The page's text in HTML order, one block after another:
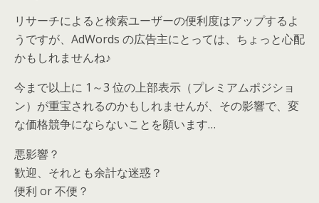
リサーチによると検索ユーザーの便利度はアップするよ
うですが、AdWords の広告主にとっては、ちょっと心配
かもしれませんね♪
今まで以上に 1～3 位の上部表示（プレミアムポジショ
ン）が重宝されるのかもしれませんが、その影響で、変
な価格競争にならないことを願います…
悪影響？
歓迎、それとも余計な迷惑？
便利 or 不便？